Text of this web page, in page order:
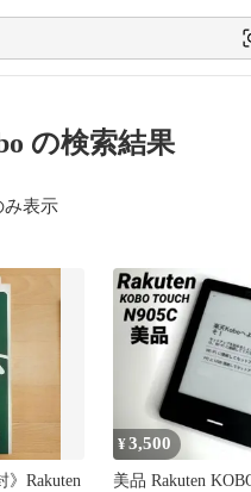
の検索結果
み表示
》Rakuten
¥3,500
美品 Rakuten